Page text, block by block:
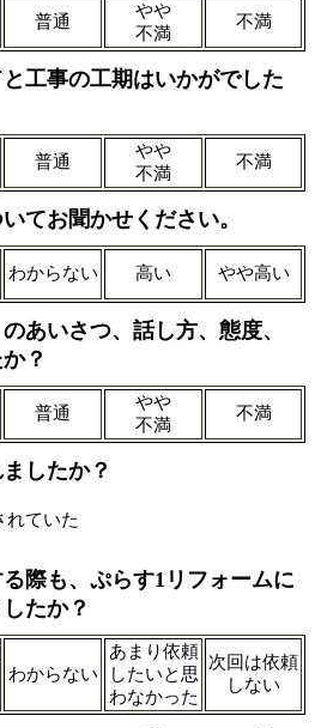
普通
やや
不満
不満
工事の工期はいかがでした
普通
やや
不満
不満
てお聞かせください。
わからない 高い やや高い
あいさつ、話し方、態度、
？
普通
やや
不満
不満
したか？
れていた
際も、ぷらす1リフォームに
たか？
わからない
あまり依頼
したいと思
わなかった
次回は依頼
しない